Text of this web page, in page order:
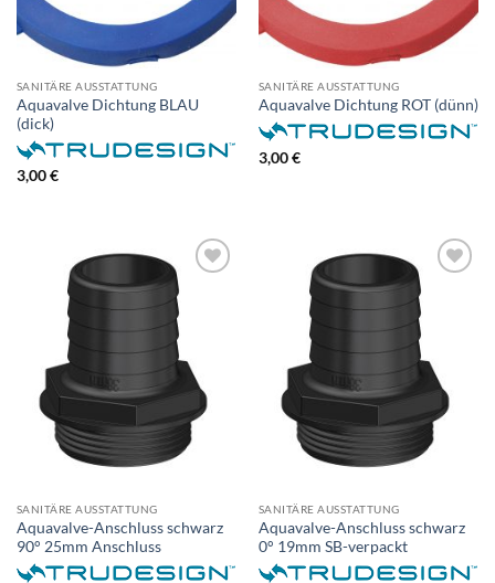
SANITÄRE AUSSTATTUNG
Aquavalve Dichtung BLAU
(dick)
3,00€
SANITÄRE AUSSTATTUNG
Aquavalve Dichtung ROT (dünn)
3,00€
SANITÄRE AUSSTATTUNG
Aquavalve-Anschluss schwarz
90° 25mm Anschluss
SANITÄRE AUSSTATTUNG
Aquavalve-Anschluss schwarz
0° 19mm SB-verpackt